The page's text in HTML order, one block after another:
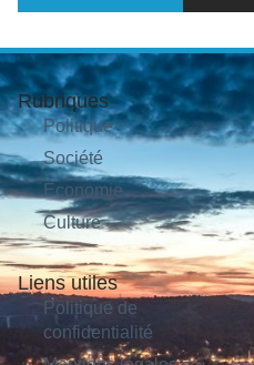
Rubriques
Politique
Société
Économie
Culture
Liens utiles
Politique de
confidentialité